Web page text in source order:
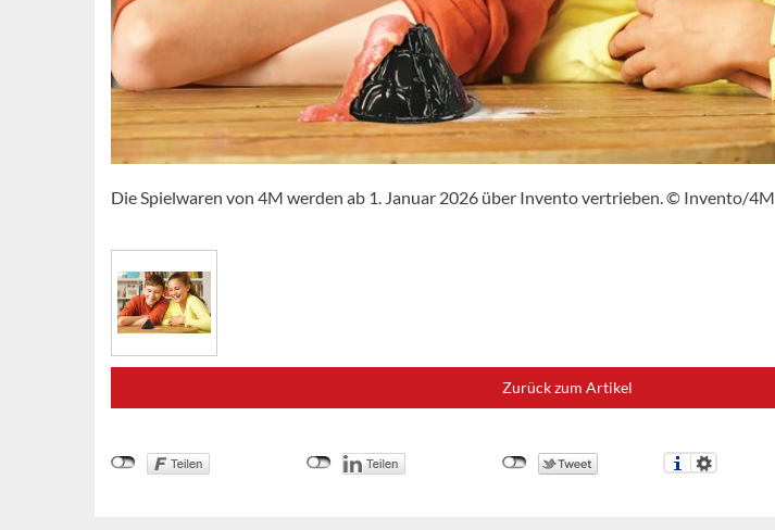
Die Spielwaren von 4M werden ab 1. Januar 2026 über Invento vertrieben. © Invento/4M
Zurück zum Artikel